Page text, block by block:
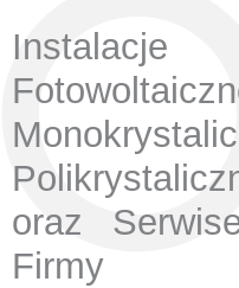
oraz
Firmy